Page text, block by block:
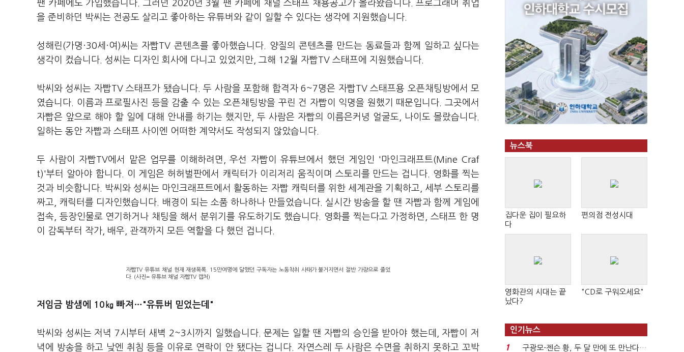
팬 카페에도 가입했습니다. 그러던 2020년 3월 팬 카페에 채널 스태프 채용공고가 올라왔습니다. 프로그래머 취업
을 준비하던 박씨는 전공도 살리고 좋아하는 유튜버와 같이 일할 수 있다는 생각에 지원했습니다.
성해린(가명·30세·여)씨는 자빱TV 콘텐츠를 좋아했습니다. 양질의 콘텐츠를 만드는 동료들과 함께 일하고 싶다는
생각이 컸습니다. 성씨는 디자인 회사에 다니고 있었지만, 그해 12월 자빱TV 스태프에 지원했습니다.
박씨와 성씨는 자빱TV 스태프가 됐습니다. 두 사람을 포함해 합격자 6~7명은 자빱TV 스태프용 오픈채팅방에서 모
였습니다. 이름과 프로필사진 등을 감출 수 있는 오픈채팅방을 꾸린 건 자빱이 익명을 원했기 때문입니다. 그곳에서
자빱은 앞으로 해야 할 일에 대해 안내를 하기는 했지만, 두 사람은 자빱의 이름은커녕 얼굴도, 나이도 몰랐습니다.
일하는 동안 자빱과 스태프 사이엔 어떠한 계약서도 작성되지 않았습니다.
두 사람이 자빱TV에서 맡은 업무를 이해하려면, 우선 자빱이 유튜브에서 했던 게임인 '마인크래프트(Mine Craf
t)'부터 알아야 합니다. 이 게임은 허허벌판에서 캐릭터가 이리저리 움직이며 스토리를 만드는 겁니다. 영화를 찍는
것과 비슷합니다. 박씨와 성씨는 마인크래프트에서 활동하는 자빱 캐릭터를 위한 세계관을 기획하고, 세부 스토리를
짜고, 캐릭터를 디자인했습니다. 배경이 되는 소품 하나하나 만들었습니다. 실시간 방송을 할 땐 자빱과 함께 게임에
접속, 등장인물로 연기하거나 채팅을 해서 분위기를 유도하기도 했습니다. 영화를 찍는다고 가정하면, 스태프 한 명
이 감독부터 작가, 배우, 관객까지 모든 역할을 다 했던 겁니다.
자빱TV 유튜브 채널 현재 재생목록. 15만여명에 달했던 구독자는 노동착취 사태가 불거지면서 절반 가량으로 줄었
다. (사진= 유튜브 채널 자빱TV 캡처)
저임금 밤샘에 10㎏ 빠져…"유튜버 믿었는데"
박씨와 성씨는 저녁 7시부터 새벽 2~3시까지 일했습니다. 문제는 일할 땐 자빱의 승인을 받아야 했는데, 자빱이 저
녁에 방송을 하고 낮엔 취침 등을 이유로 연락이 안 됐다는 겁니다. 자연스레 두 사람은 수면을 취하지 못하고 꼬박
뉴스북
집다운 집이 필요하
다
편의점 전성시대
영화관의 시대는 끝
났다?
"CD로 구워오세요"
인기뉴스
1
구광모-젠슨 황, 두 달 만에 또 만난다…